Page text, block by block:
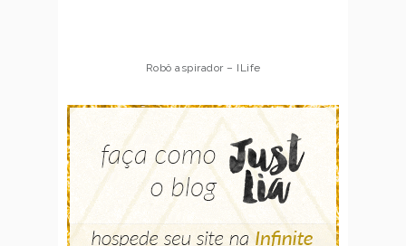
Robô aspirador – Multilaser